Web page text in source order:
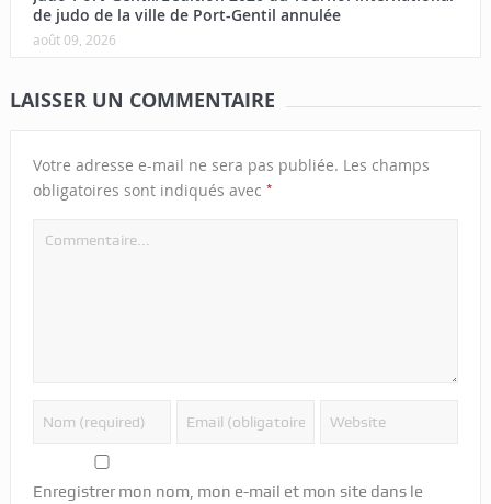
de judo de la ville de Port-Gentil annulée
août 09, 2026
LAISSER UN COMMENTAIRE
Votre adresse e-mail ne sera pas publiée. Les champs
obligatoires sont indiqués avec *
Enregistrer mon nom, mon e-mail et mon site dans le